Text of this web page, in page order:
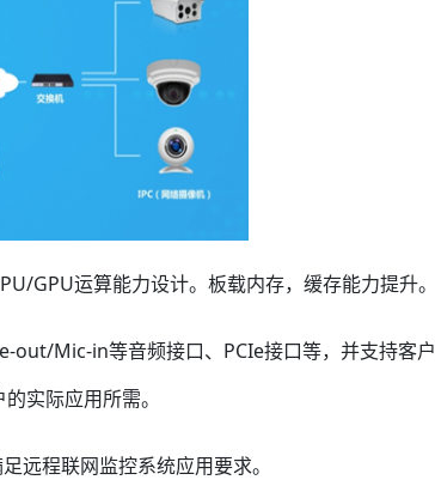
GPU运算能力设计。板载内存，缓存能力提升。
out/Mic-in等音频接口、PCIe接口等，并支持客户
实际应用所需。
远程联网监控系统应用要求。